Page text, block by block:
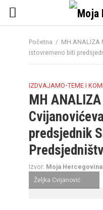
Početna / MH ANALIZA
istovremeno biti
IZDVAJAMO•TEME I
MH
predsjednik
Izvor: Moja Hercegovina
Željka Cvijanović